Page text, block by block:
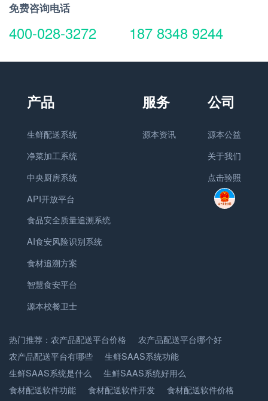
免费咨询电话
400-028-3272 187 8348 9244
生鲜配送系统
净菜加工系统
中央厨房系统
API开放平台
食品安全质量追溯系统
AI食安风险识别系统
食材追溯方案
智慧食安平台
源本校餐卫士
源本资讯
源本公益
关于我们
点击验照
热门推荐： 农产品配送平台价格
农产品配送平台哪个好
农产品配送平台有哪些
生鲜SAAS系统功能
生鲜SAAS系统是什么
生鲜SAAS系统好用么
食材配送软件功能
食材配送软件开发
食材配送软件价格